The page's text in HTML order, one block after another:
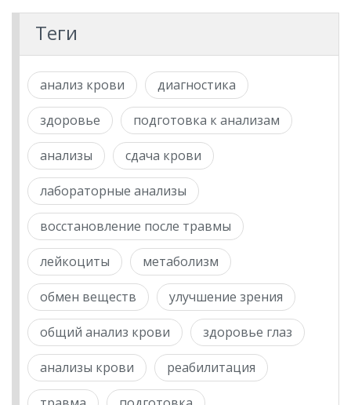
Теги
анализ крови диагностика
здоровье подготовка к анализам
анализы сдача крови
лабораторные анализы
восстановление после травмы
лейкоциты метаболизм
обмен веществ улучшение зрения
общий анализ крови здоровье глаз
анализы крови реабилитация